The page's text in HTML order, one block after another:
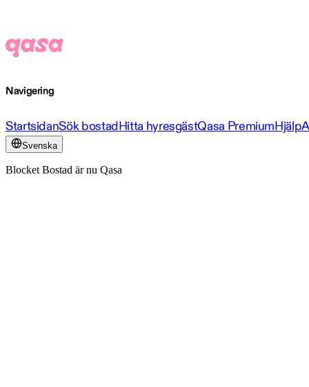
Navigering
StartsidanSök bostadHitta hyresgästQasa PremiumHjälp
Svenska
Blocket Bostad är nu Qasa